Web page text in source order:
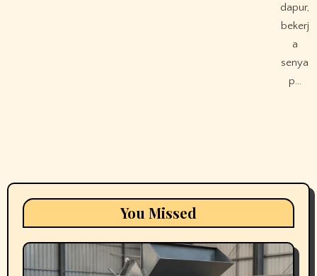
dapur,
bekerj
a
senya
p…
You Missed